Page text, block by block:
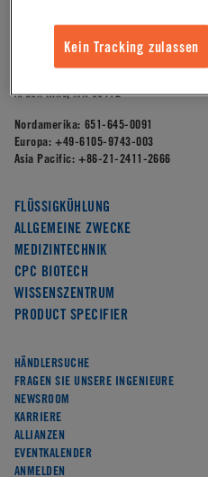
Arden Hills, MN 55112
Nordamerika: 651-645-0091
Europa: +49-6105-9743-003
Asia Pacific: +86-21-2411-2666
FLÜSSIGKÜHLUNG
ALLGEMEINE ZWECKE
MEDIZINTECHNIK
CPC BIOTECH
WISSENSZENTRUM
PRODUCT SPECIFIER
HÄNDLERSUCHE
FRAGEN SIE UNSERE INGENIEURE
NEWSROOM
KARRIERE
ALLIANZEN
EVENTKALENDER
ANMELDEN
Kein Tracking zulassen